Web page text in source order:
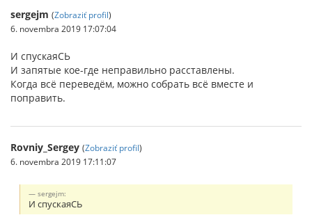
sergejm (Zobraziť profil)
6. novembra 2019 17:07:04
И спускаяСЬ
И запятые кое-где неправильно расставлены.
Когда всё переведём, можно собрать всё вместе и
поправить.
Rovniy_Sergey (Zobraziť profil)
6. novembra 2019 17:11:07
sergejm:
И спускаяСЬ